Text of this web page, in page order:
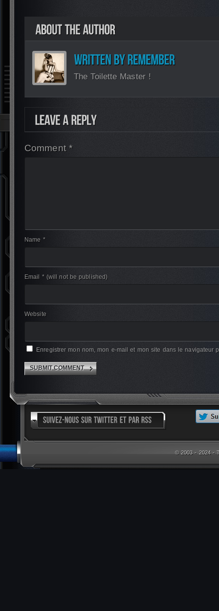
The Toilette Master !
Comment *
Name *
Email * (will not be published)
Website
Enregistrer mon nom, mon e-mail et mon site dans le navigateur
© 2003 - 2024 -